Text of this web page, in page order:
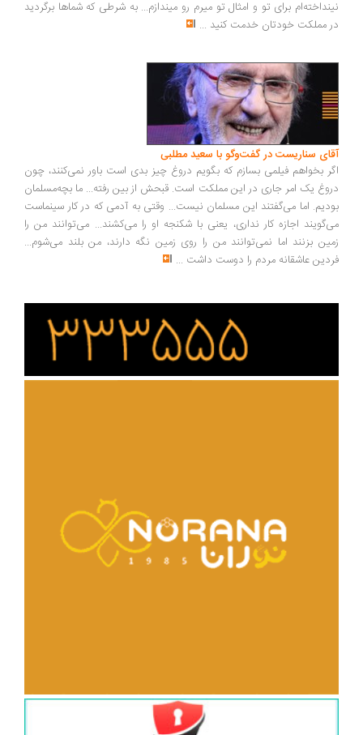
برای تو و امثال تو میرم رو میندازم... به شرطی که شماها برگردید
مملکت خودتان خدمت کنید...
سناریست در گفت‌وگو با سعید مطلبی
بخواهم فیلمی بسازم که بگویم دروغ چیز بدی است باور نمی‌کنند، چون
یک امر جاری در این مملکت است. قبحش از بین رفته... ما بچه‌مسلمان
اما می‌گفتند این مسلمان نیست... وقتی به آدمی که در کار سینماست
اجازه کار نداری، یعنی با شکنجه او را می‌کشند... می‌توانند من را
بزنند اما نمی‌توانند من را روی زمین نگه دارند، من بلند می‌شوم...
عاشقانه مردم را دوست داشت ...